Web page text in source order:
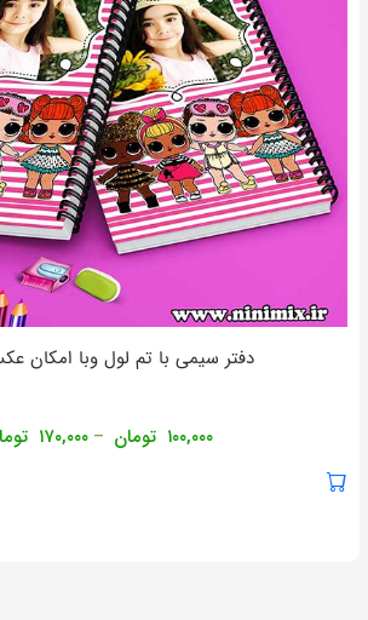
دفتر سیمی با تم لول وبا امکان
۱۰۰,۰۰۰ تومان – ۱۷۰,۰۰۰